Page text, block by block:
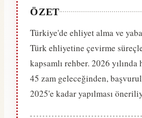
ÖZET
Türkiye'de ehliyet alma ve
Türk ehliyetine çevirme
kapsamlı rehber. 2026
45 zam geleceğinden,
2025'e kadar yapılması